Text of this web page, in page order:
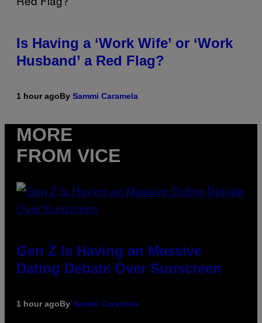
Is Having a ‘Work Wife’ or ‘Work
Husband’ a Red Flag?
1 hour agoBy Sammi Caramela
MORE
FROM VICE
Gen Z Is Having an Massive
Dating Debate Over Sunscreen
1 hour agoBy Sammi Caramela